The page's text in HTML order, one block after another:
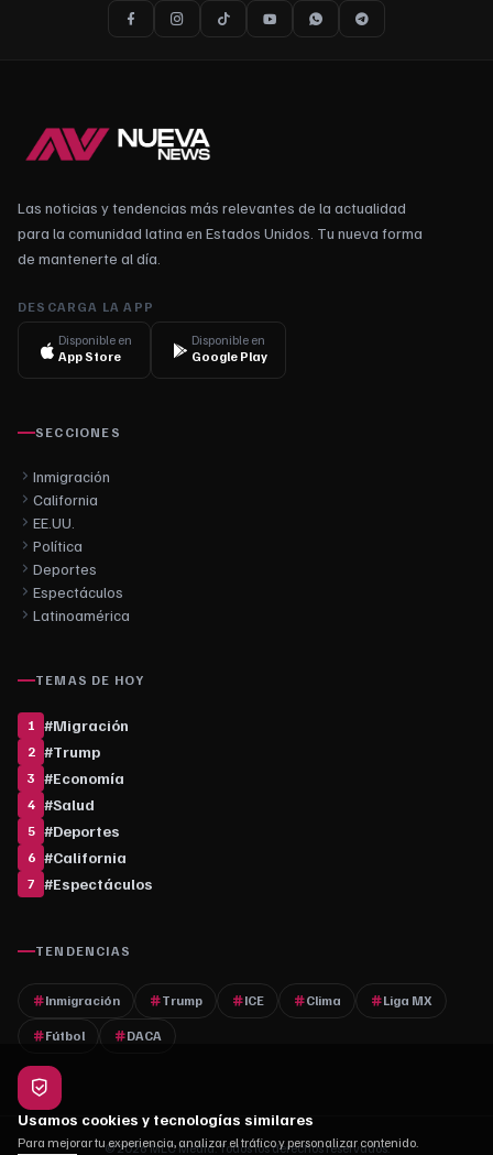
Las noticias y tendencias más relevantes de la actualidad
para la comunidad latina en Estados Unidos. Tu nueva forma
de mantenerte al día.
DESCARGA LA APP
Disponible en
App Store
Disponible en
Google Play
SECCIONES
Inmigración
California
EE.UU.
Política
Deportes
Espectáculos
Latinoamérica
TEMAS DE HOY
1 #Migración
2 #Trump
3 #Economía
4 #Salud
5 #Deportes
6 #California
7 #Espectáculos
TENDENCIAS
Inmigración Trump ICE Clima Liga MX
Fútbol DACA
© 2026 MLC Media. Todos los derechos reservados.
Usamos cookies y tecnologías similares
Para mejorar tu experiencia, analizar el tráfico y personalizar contenido.